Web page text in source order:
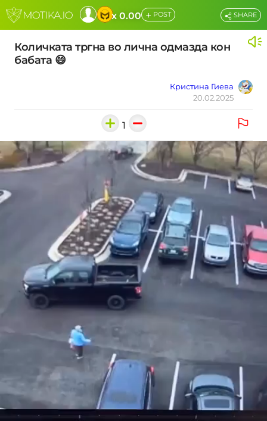
x 0.00 + POST
Количката тргна во лична одмазда кон
бабата 😄
Кристина Гиева
20.02.2025
SHARE
1